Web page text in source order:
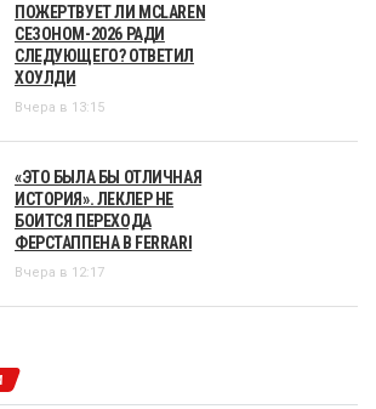
ПОЖЕРТВУЕТ ЛИ MCLAREN
СЕЗОНОМ-2026 РАДИ
СЛЕДУЮЩЕГО? ОТВЕТИЛ
ХОУЛДИ
Вчера в 13:15
«ЭТО БЫЛА БЫ ОТЛИЧНАЯ
ИСТОРИЯ». ЛЕКЛЕР НЕ
БОИТСЯ ПЕРЕХОДА
ФЕРСТАППЕНА В FERRARI
Вчера в 12:17